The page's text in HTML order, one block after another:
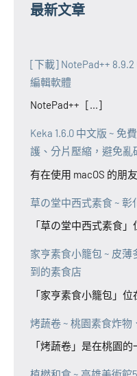
最新文章
[下載] NotePad++
編輯軟體
NotePad++ [...]
Keka 1.6.0 中文版 ~ 免
護、分片壓縮，避免亂
有在使用 macOS 的朋
草の堂中西式素食 ~
「草の堂中西式素食
家亨素食小籠包 ~ 皮
到的素食店
「家亨素食小籠包」
烤蔬卷 ~ 桃園素食炸物
「烤蔬卷」是在桃園